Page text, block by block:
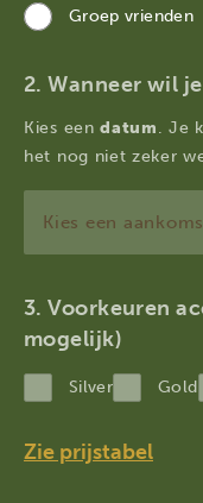
Groep vrienden
Wanneer wil
Kies eendatum. Je
het nog niet zeker
MM
dash
JJJJ
Voorkeuren
mogelijk)
Silver Gold
Zie prijstabel